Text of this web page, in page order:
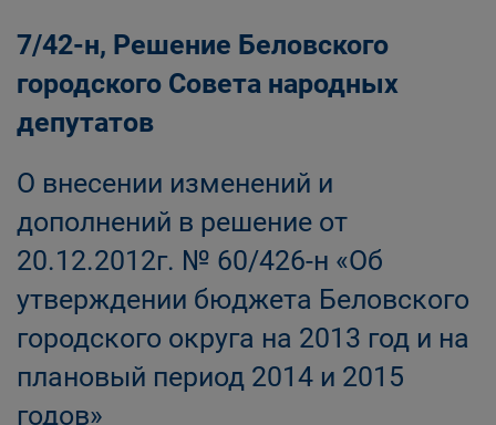
7/42-н, Решение Беловского
городского Совета народных
депутатов
О внесении изменений и
дополнений в решение от
20.12.2012г. № 60/426-н «Об
утверждении бюджета Беловского
городского округа на 2013 год и на
плановый период 2014 и 2015
годов»